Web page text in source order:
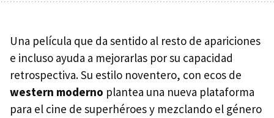
Una película que da sentido al resto de apariciones
e incluso ayuda a mejorarlas por su capacidad
retrospectiva. Su estilo noventero, con ecos de
western moderno plantea una nueva plataforma
para el cine de superhéroes y mezclando el género